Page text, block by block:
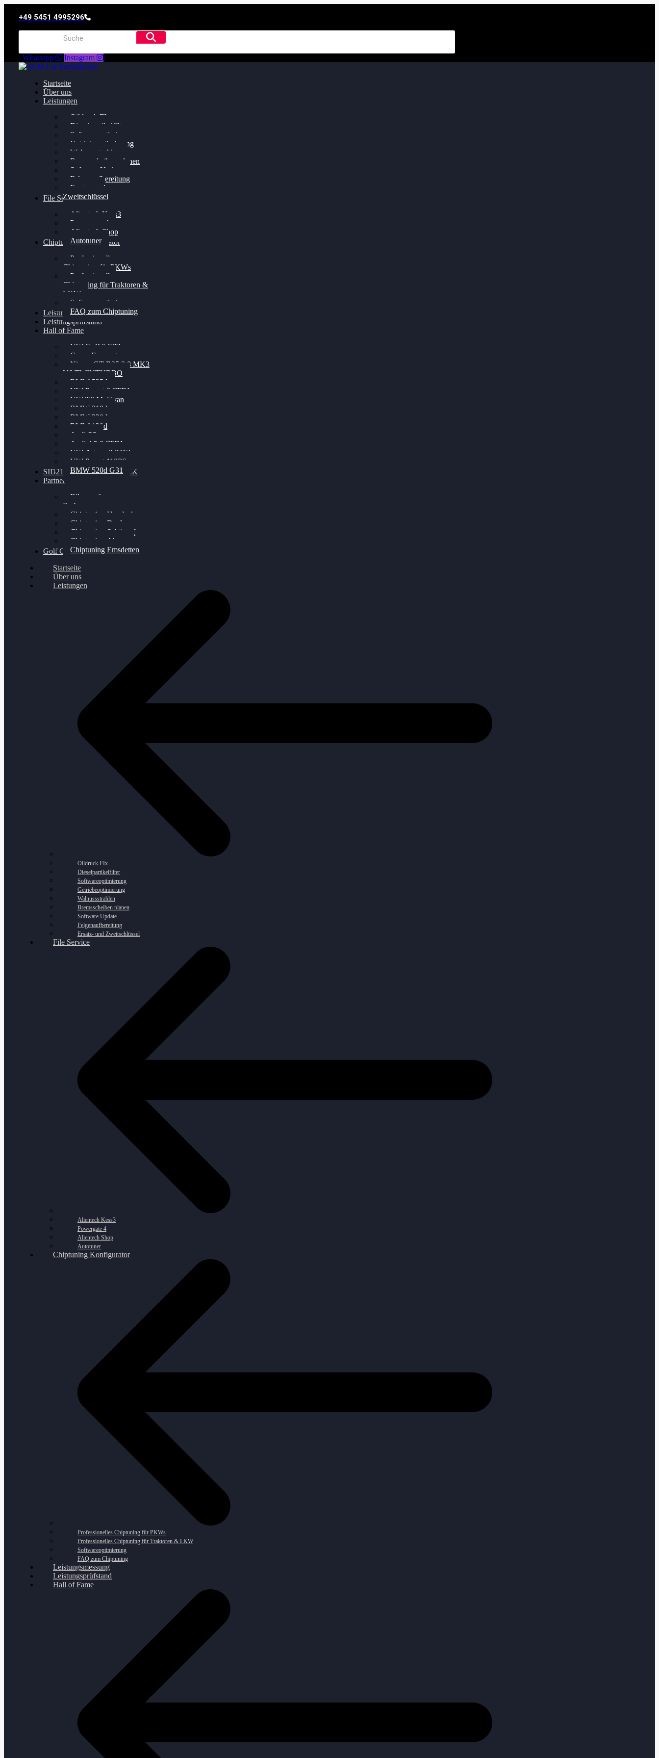
+49 5451 4995296
Whatsapp Instagram
Startseite
Über uns
Leistungen
Oildruck FIx
Dieselpartikelfilter
Softwareoptimierung
Getriebeoptimierung
Walnussstrahlen
Bremsscheiben planen
Software Update
Felgenaufbereitung
Ersatz- und
Zweitschlüssel
File Service
Alientech Kess3
Powergate 4
Alientech Shop
Autotuner
Chiptuning Konfigurator
Professionelles
Chiptuning für PKWs
Professionelles
Chiptuning für Traktoren &
LKW
Softwareoptimierung
FAQ zum Chiptuning
Leistungsmessung
Leistungsprüfstand
Hall of Fame
VW Golf 6 GTI
Cupra Formentor
Nissan GT-R35 3.8 MK3
V6 TWINTURBO
BMW 525d
VW Passat 2.0TDI
VW T6 Multivan
BMW 318d
BMW 320d
BMW 120d
Audi S6
Audi A5 3.0TDI
VW Arteon 2.0TSI
VW Passat 110PS
BMW 520d G31
SID212 / 212EVO UNLOCK
Partner
Bilgenroth
Performance
Chiptuning Herzlacke
Chiptuning Duelmen
Chiptuning Schüttorf
Chiptuning Ahaus
Chiptuning Emsdetten
Golf Gewinnspiel
Startseite
Über uns
Leistungen
Oildruck FIx
Dieselpartikelfilter
Softwareoptimierung
Getriebeoptimierung
Walnussstrahlen
Bremsscheiben planen
Software Update
Felgenaufbereitung
Ersatz- und Zweitschlüssel
File Service
Alientech Kess3
Powergate 4
Alientech Shop
Autotuner
Chiptuning Konfigurator
Professionelles Chiptuning für PKWs
Professionelles Chiptuning für Traktoren & LKW
Softwareoptimierung
FAQ zum Chiptuning
Leistungsmessung
Leistungsprüfstand
Hall of Fame